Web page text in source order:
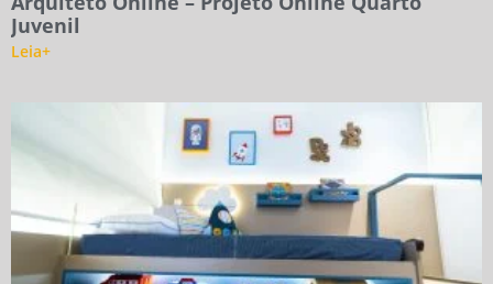
Juvenil
Leia+